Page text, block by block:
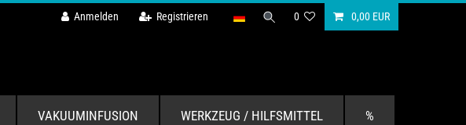
Anmelden Registrieren 0 0,00 EUR
VAKUUMINFUSION WERKZEUG / HILFSMITTEL %